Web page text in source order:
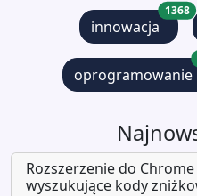
innowacja
1368
oprogramowanie
Rozszerzenie do
wyszukujące kody